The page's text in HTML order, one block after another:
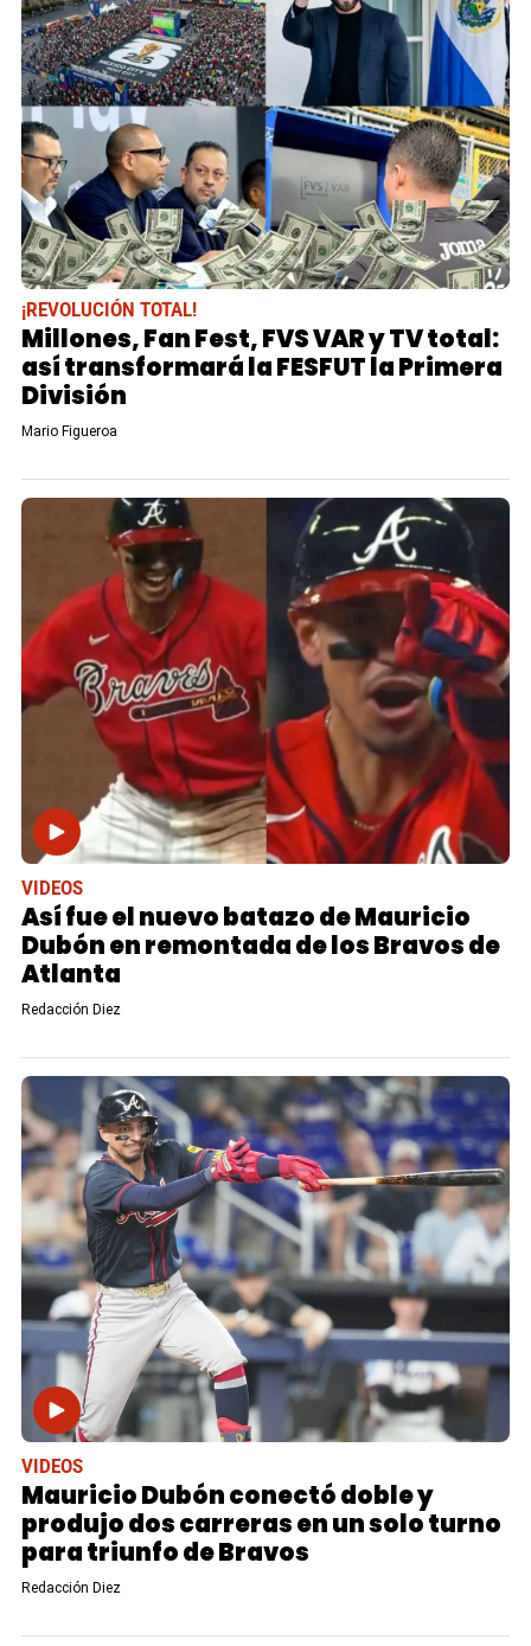
¡REVOLUCIÓN TOTAL!
Millones, Fan Fest, FVS VAR y TV total:
así transformará la FESFUT la Primera
División
Mario Figueroa
VIDEOS
Así fue el nuevo batazo de Mauricio
Dubón en remontada de los Bravos de
Atlanta
Redacción Diez
VIDEOS
Mauricio Dubón conectó doble y
produjo dos carreras en un solo turno
para triunfo de Bravos
Redacción Diez